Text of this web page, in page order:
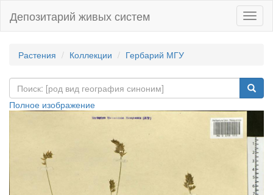
Депозитарий живых систем
Растения Коллекции Гербарий МГУ
Полное изображение